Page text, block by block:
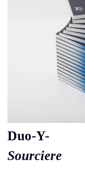
Duo-Y-
Sourciere